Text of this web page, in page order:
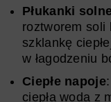
Płukanki
roztworem soli
szklankę
w łagodzeniu
Ciepłe napoje
ciepła woda z